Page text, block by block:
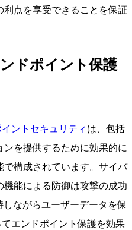
点を享受できることを保証
ドポイント保護
ントセキュリティ は、包括
を提供するために効果的に
構成されています。サイバ
能による防御は攻撃の成功
しながらユーザーデータを保
エンドポイント保護を効果